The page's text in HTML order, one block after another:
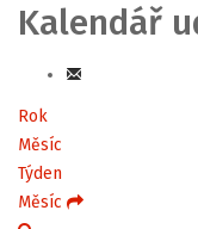
Kalendář
Rok
Měsíc
Týden
Měsíc